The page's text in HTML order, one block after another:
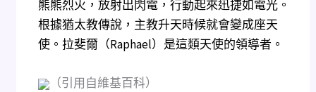
熊熊烈火，放射出閃電，行動起來迅捷如電光。
根據猶太教傳說，主教升天時候就會變成座天
使。拉斐爾（Raphael）是這類天使的領導者。
（引用自維基百科）